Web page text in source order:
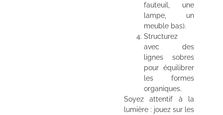
fauteuil, une
lampe, un
meuble bas).
Structurez
avec des
lignes sobres
pour équilibrer
les formes
organiques.
Soyez attentif à la
lumière : jouez sur les